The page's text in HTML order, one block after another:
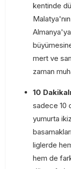
kentinde
Malatya'nın
mert ve
zaman
10
sadece 10
yumurta
liglerde
hem de